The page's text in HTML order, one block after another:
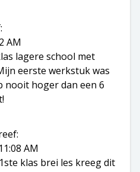
AM
lagere school met
eerste werkstuk was
nooit hoger dan een 6
AM
klas brei les kreeg dit